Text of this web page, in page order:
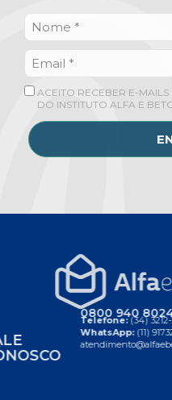
ACEITO RECEBER E-
DO INSTITUTO ALFA E
CONOSCO
0800
Telefone: